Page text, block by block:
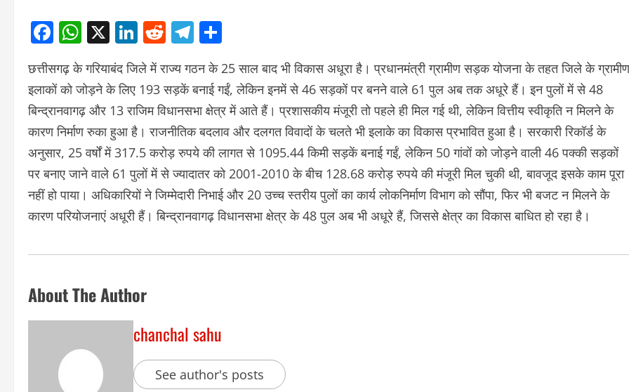
Facebook
WhatsApp
X LinkedIn
RedditTelegram
छत्तीसगढ़ के गरियाबंद जिले में राज्य गठन के 25 साल बाद भी विकास अधूरा है। प्रधानमंत्री ग्रामीण सड़क योजना के तहत जिले के ग्रामीण
इलाकों को जोड़ने के लिए 193 सड़कें बनाई गईं, लेकिन इनमें से 46 सड़कों पर बनने वाले 61 पुल अब तक अधूरे हैं। इन पुलों में से 48
बिन्द्रानवागढ़ और 13 राजिम विधानसभा क्षेत्र में आते हैं। प्रशासकीय मंजूरी तो पहले ही मिल गई थी, लेकिन वित्तीय स्वीकृति न मिलने के
कारण निर्माण रुका हुआ है। राजनीतिक बदलाव और दलगत विवादों के चलते भी इलाके का विकास प्रभावित हुआ है। सरकारी रिकॉर्ड के
अनुसार, 25 वर्षों में 317.5 करोड़ रुपये की लागत से 1095.44 किमी सड़कें बनाई गईं, लेकिन 50 गांवों को जोड़ने वाली 46 पक्की सड़कों
पर बनाए जाने वाले 61 पुलों में से ज्यादातर को 2001-2010 के बीच 128.68 करोड़ रुपये की मंजूरी मिल चुकी थी, बावजूद इसके काम पूरा
नहीं हो पाया। अधिकारियों ने जिम्मेदारी निभाई और 20 उच्च स्तरीय पुलों का कार्य लोकनिर्माण विभाग को सौंपा, फिर भी बजट न मिलने के
कारण परियोजनाएं अधूरी हैं। बिन्द्रानवागढ़ विधानसभा क्षेत्र के 48 पुल अब भी अधूरे हैं, जिससे क्षेत्र का विकास बाधित हो रहा है।
About The Author
chanchal sahu
See author's posts